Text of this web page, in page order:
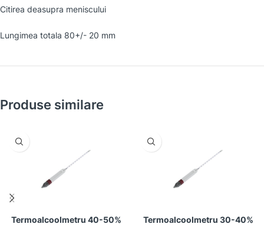
Citirea deasupra meniscului
Lungimea totala 80+/- 20 mm
Produse similare
Termoalcoolmetru 40-50% Termoalcoolmetru 30-40%